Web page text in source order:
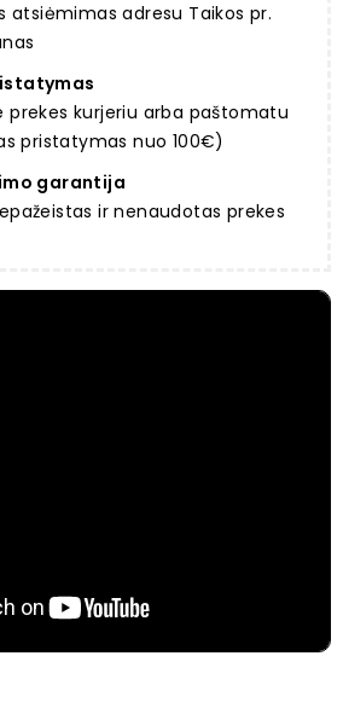
atsiėmimas adresu Taikos pr.
prekes kurjeriu arba paštomatu
pristatymas nuo 100€)
garantija
ir nenaudotas prekes